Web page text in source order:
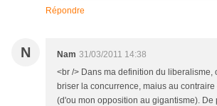
Répondre
N Nam 31/03/2011 14:38
<br /> Dans ma definition du liberalisme,
briser la concurrence, maius au
(d'ou mon opposition au gigantisme). De